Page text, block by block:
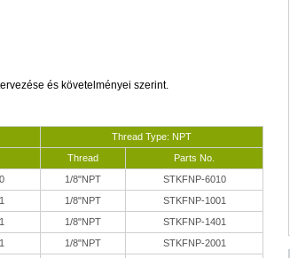
és követelményei szerint.
Thread Type: NPT
Thread
Parts No.
1/8"NPT
STKFNP-6010
1/8"NPT
STKFNP-1001
1/8"NPT
STKFNP-1401
1/8"NPT
STKFNP-2001